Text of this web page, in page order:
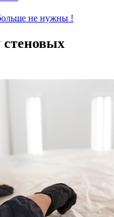
не нужны !